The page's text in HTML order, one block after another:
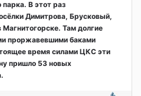
парка. В этот раз
Димитрова, Брусковый,
Магнитогорске. Там долгие
проржавевшими баками
время силами ЦКС эти
пришло 53 новых